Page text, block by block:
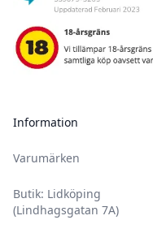
Information
Varumärken
Butik: Lidköping
(Lindhagsgatan 7A)